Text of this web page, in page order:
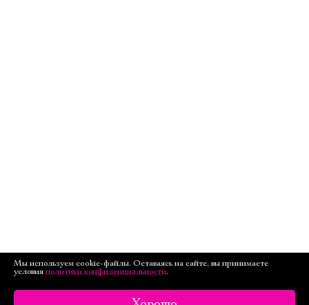
Мы используем cookie-файлы. Оставаясь на сайте, вы принимаете
условия политики конфиденциальности.